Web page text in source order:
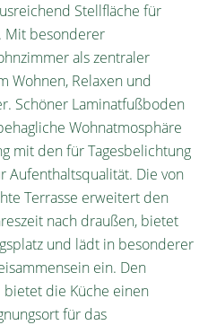
Stellfläche für
Mit besonderer
als zentraler
Wohnen, Relaxen und
Schöner Laminatfußboden
Wohnatmosphäre
mit den für Tagesbelichtung
Aufenthaltsqualität. Die von
Terrasse erweitert den
nach draußen, bietet
und lädt in besonderer
ein. Den
die Küche einen
für das